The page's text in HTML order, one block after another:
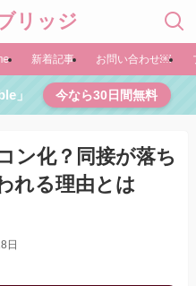
リッジ
新着記事 お問い合わせ￼
」 今なら30日間無料
ン化？同接が落ち
れる理由とは
日